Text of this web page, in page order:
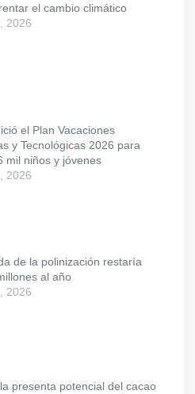
el cambio climático
2026
el Plan Vacaciones
y Tecnológicas 2026 para
mil niños y jóvenes
2026
de la polinización restaría
al año
2026
presenta potencial del cacao